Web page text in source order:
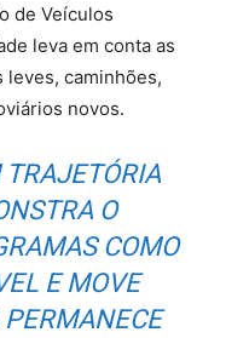
de Veículos
leva em conta as
leves, caminhões,
novos.
TRAJETÓRIA
O
COMO
E MOVE